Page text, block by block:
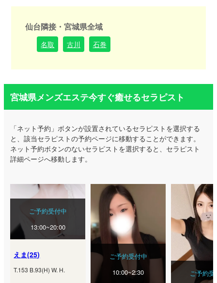
仙台隣接・宮城県全域
名取 古川 石巻
宮城県メンズエステ今すぐ癒せるセラピスト
「ネット予約」ボタンが設置されているセラピストを選択する
と、該当セラピストの予約ページに移動することができます。
ネット予約ボタンのないセラピストを選択すると、セラピスト
詳細ページへ移動します。
ご予約受付中
13:00~20:00
えま(25)
T.153 B.93(H) W. H.
ご予約受付中
10:00~2:30
ご予約